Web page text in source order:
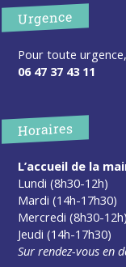
Urgence
Pour toute
06 47 37 43 11
Horaires
L’accueil de la
Lundi (8h30-12h)
Mardi (14h-17h30)
Mercredi (8h30-12h)
Jeudi (14h-17h30)
Sur rendez-vous en